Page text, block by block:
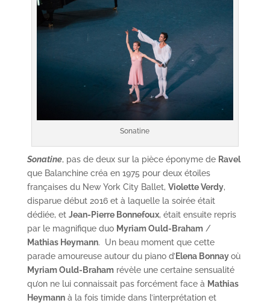
Sonatine
Sonatine, pas de deux sur la pièce éponyme de Ravel
que Balanchine créa en 1975 pour deux étoiles
françaises du New York City Ballet, Violette Verdy,
disparue début 2016 et à laquelle la soirée était
dédiée, et Jean-Pierre Bonnefoux, était ensuite repris
par le magnifique duo Myriam Ould-Braham/
Mathias Heymann. Un beau moment que cette
parade amoureuse autour du piano d’ Elena Bonnayoù
Myriam Ould-Brahamrévèle une certaine sensualité
qu’on ne lui connaissait pas forcément face à Mathias
Heymannà la fois timide dans l’interprétation et